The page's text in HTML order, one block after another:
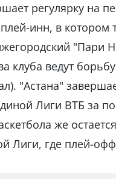
регулярку на
инн, в
"Пари
клуба ведут
"Астана"
Лиги ВТБ за
же
Лиги, где плей-офф